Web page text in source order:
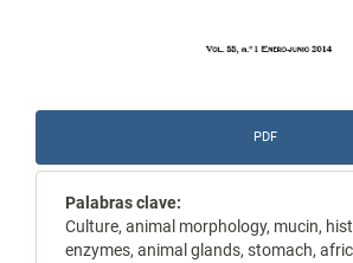
PDF
Palabras clave:
Culture, animal morphology, mucin,
enzymes, animal glands, stomach,